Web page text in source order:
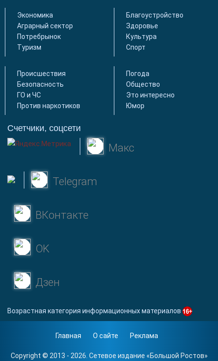
Экономика
Аграрный сектор
Потребрынок
Туризм
Благоустройство
Здоровье
Культура
Спорт
Происшествия
Безопасность
ГО и ЧС
Против наркотиков
Погода
Общество
Это интересно
Юмор
Счетчики, соцсети
Макс
Telegram
ВКонтакте
OK
Дзен
Возрастная категория информационных материалов
Главная О сайте Реклама
Copyright © 2013 - 2026. Сетевое издание «Большой Ростов»